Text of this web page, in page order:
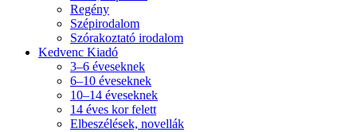
Regény
Szépirodalom
Szórakoztató irodalom
Kedvenc Kiadó
3–6 éveseknek
6–10 éveseknek
10–14 éveseknek
14 éves kor felett
Elbeszélések, novellák